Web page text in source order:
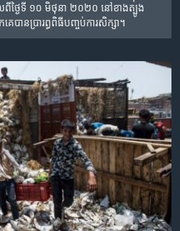
ថ្ងៃ​ទី​ ១០ មិថុនា ២០២០ នៅ​ខាង​ត្បូង​
បាន​ប្រារព្ធ​ពិធី​បញ្ចប់​ការ​សិក្សា។